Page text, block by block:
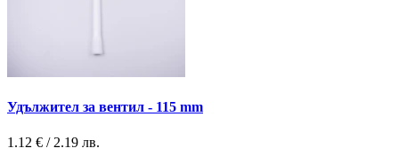
Удължител за вентил - 115 mm
1.12 € / 2.19 лв.